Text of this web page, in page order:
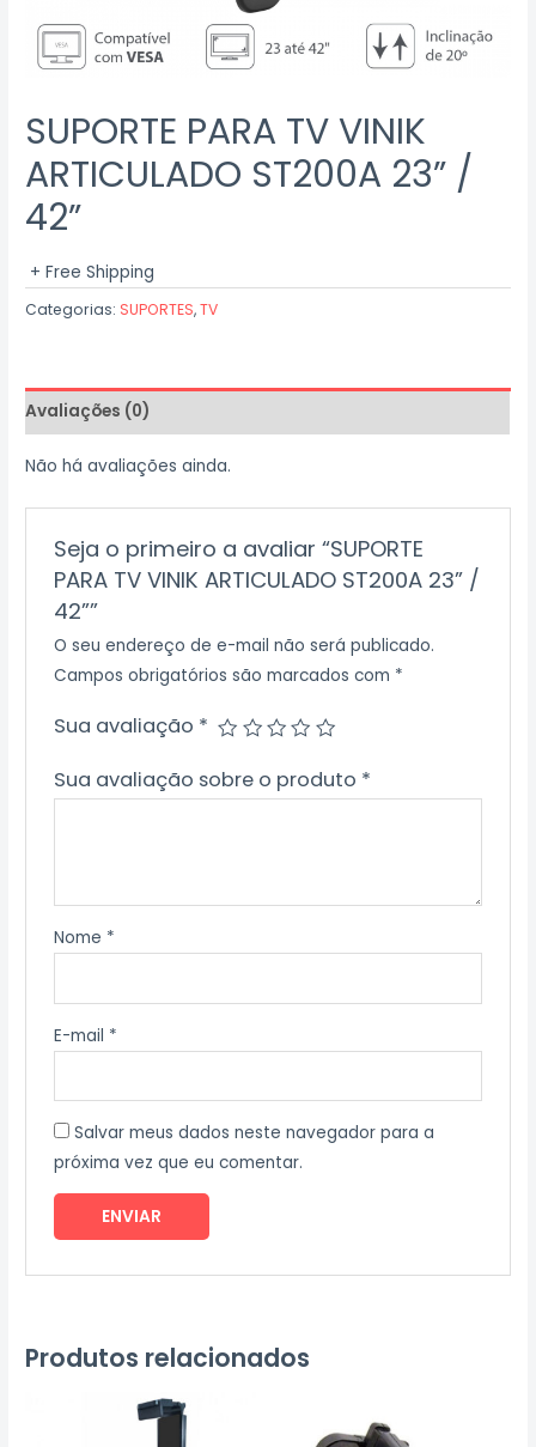
SUPORTE PARA TV VINIK
ARTICULADO ST200A 23” /
42”
+ Free Shipping
Categorias: SUPORTES,TV
Avaliações (0)
Não há avaliações ainda.
Seja o primeiro a avaliar “SUPORTE
PARA TV VINIK ARTICULADO ST200A 23” /
42””
O seu endereço de e-mail não será publicado.
Campos obrigatórios são marcados com *
Sua avaliação *
Sua avaliação sobre o produto *
Nome *
E-mail *
Salvar meus dados neste navegador para a
próxima vez que eu comentar.
Produtos relacionados